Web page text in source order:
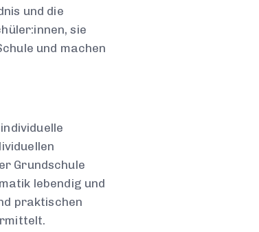
und die
sie
und machen
Grundschule
lebendig und
praktischen